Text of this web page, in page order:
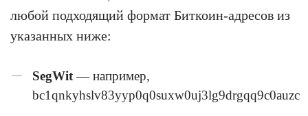
любой подходящий формат Биткоин-адресов из
указанных ниже:
SegWit— например,
bc1qnkyhslv83yyp0q0suxw0uj3lg9drgqq9c0auzc